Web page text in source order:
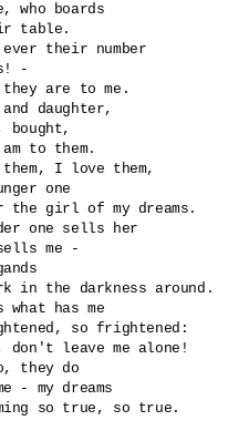
who boards
table.
their number
-
are to me.
daughter,
bought,
to them.
I love them,
one
the girl of my dreams.
one sells her
me -
in the darkness around.
has me
so frightened:
don't leave me alone!
they do
- my dreams
so true, so true.